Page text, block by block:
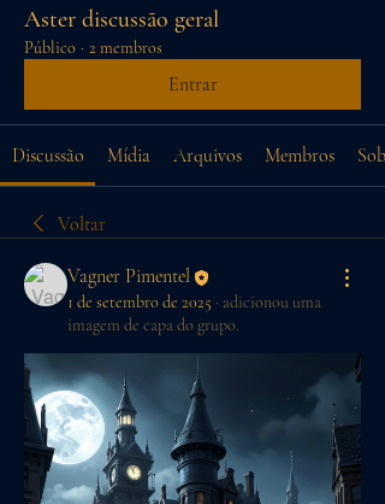
Aster discussão geral
Público · 2 membros
Entrar
Discussão Mídia Arquivos Membros
Voltar
Vagner Pimentel
1 de setembro de 2025 · adicionou uma
imagem de capa do grupo.